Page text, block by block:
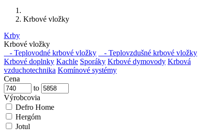
Krbové vložky
Krby
Krbové vložky
- Teplovodné krbové vložky
- Teplovzdušné krbové vložky
Krbové doplnky Kachle Sporáky Krbové dymovody Krbová
vzduchotechnika Komínové systémy
Cena
to
Výrobcovia
Defro Home
Hergóm
Jotul